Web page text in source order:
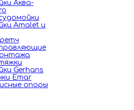
Аква-
Amalet и
Gerhans
Emar
опоры